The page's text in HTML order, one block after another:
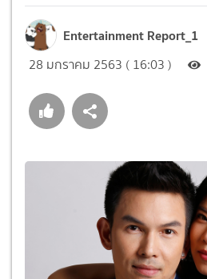
Entertainment Report_1
28 มกราคม 2563 ( 16:03 )